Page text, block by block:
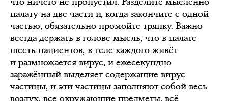
палату на две части и, когда закончите с одной
частью, обязательно промойте тряпку. Важно
всегда держать в голове мысль, что в палате
шесть пациентов, в теле каждого живёт
и размножается вирус, и ежесекундно
заражённый выделяет содержащие вирус
частицы, и эти частицы заполняют собой весь
воздух, все окружающие предметы, всё